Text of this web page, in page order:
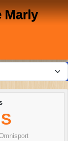
Marly